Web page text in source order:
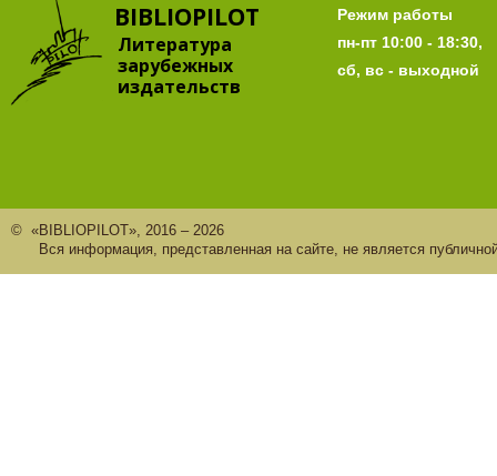
BIBLIOPILOT
Литература
зарубежных
издательств
Режим работы
пн-пт 10:00 - 18:30,
сб, вс - выходной
© «BIBLIOPILOT», 2016 – 2026
Вся информация, представленная на сайте, не является